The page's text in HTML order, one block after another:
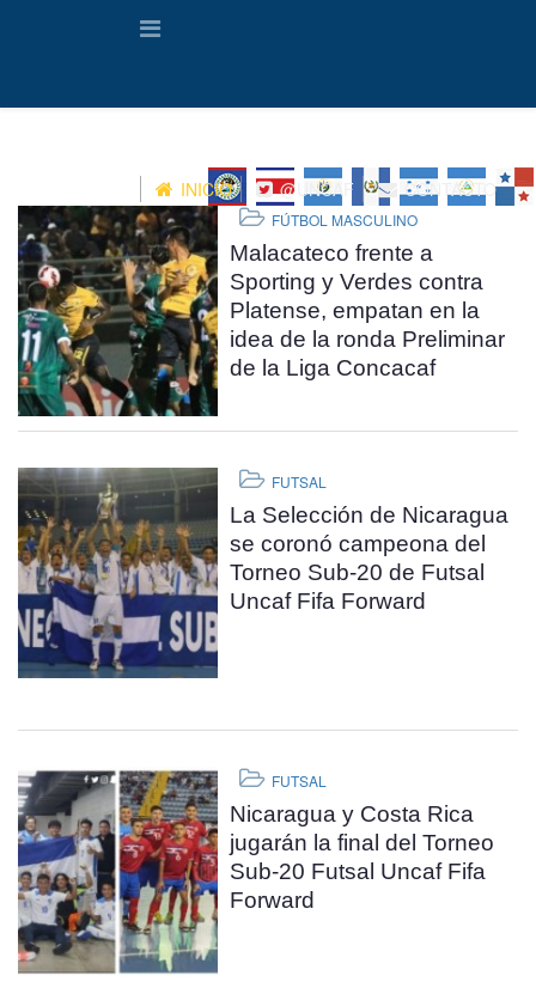
INICIO @UNCAF CONTACTO
FÚTBOL MASCULINO
Malacateco frente a
Sporting y Verdes contra
Platense, empatan en la
idea de la ronda Preliminar
de la Liga Concacaf
FUTSAL
La Selección de Nicaragua
se coronó campeona del
Torneo Sub-20 de Futsal
Uncaf Fifa Forward
FUTSAL
Nicaragua y Costa Rica
jugarán la final del Torneo
Sub-20 Futsal Uncaf Fifa
Forward